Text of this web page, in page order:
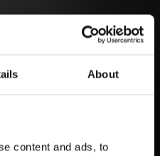
About
content and ads, to
VESZPRÉMFEST
TÖLTSE LE APPLIKÁCIÓNKAT, HOGY